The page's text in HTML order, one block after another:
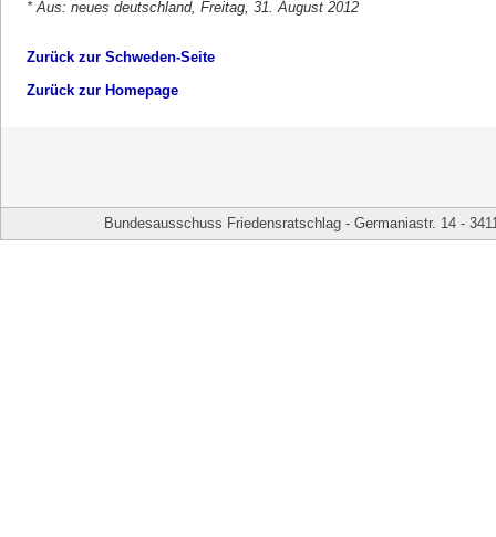
* Aus: neues deutschland, Freitag, 31. August 2012
Zurück zur Schweden-Seite
Zurück zur Homepage
Bundesausschuss Friedensratschlag - Germaniastr. 14 -